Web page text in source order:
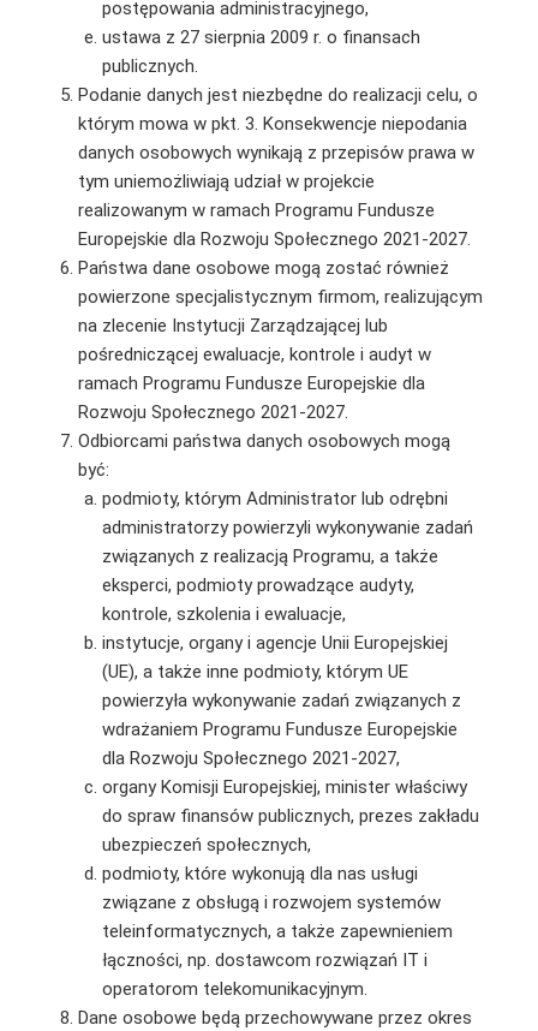
postępowania administracyjnego,
ustawa z 27 sierpnia 2009 r. o finansach
publicznych.
Podanie danych jest niezbędne do realizacji celu, o
którym mowa w pkt. 3. Konsekwencje niepodania
danych osobowych wynikają z przepisów prawa w
tym uniemożliwiają udział w projekcie
realizowanym w ramach Programu Fundusze
Europejskie dla Rozwoju Społecznego 2021-2027.
Państwa dane osobowe mogą zostać również
powierzone specjalistycznym firmom, realizującym
na zlecenie Instytucji Zarządzającej lub
pośredniczącej ewaluacje, kontrole i audyt w
ramach Programu Fundusze Europejskie dla
Rozwoju Społecznego 2021-2027.
Odbiorcami państwa danych osobowych mogą
być:
podmioty, którym Administrator lub odrębni
administratorzy powierzyli wykonywanie zadań
związanych z realizacją Programu, a także
eksperci, podmioty prowadzące audyty,
kontrole, szkolenia i ewaluacje,
instytucje, organy i agencje Unii Europejskiej
(UE), a także inne podmioty, którym UE
powierzyła wykonywanie zadań związanych z
wdrażaniem Programu Fundusze Europejskie
dla Rozwoju Społecznego 2021-2027,
organy Komisji Europejskiej, minister właściwy
do spraw finansów publicznych, prezes zakładu
ubezpieczeń społecznych,
podmioty, które wykonują dla nas usługi
związane z obsługą i rozwojem systemów
teleinformatycznych, a także zapewnieniem
łączności, np. dostawcom rozwiązań IT i
operatorom telekomunikacyjnym.
Dane osobowe będą przechowywane przez okres